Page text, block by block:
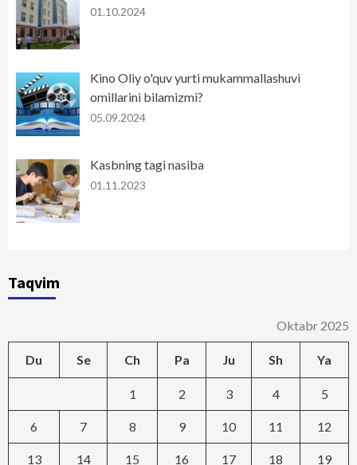
01.10.2024
Kino Oliy o'quv yurti mukammallashuvi
omillarini bilamizmi?
05.09.2024
Kasbning tagi nasiba
01.11.2023
Taqvim
Oktabr 2025
Du Se Ch Pa Ju Sh Ya
1 2 3 4 5
6 7 8 9 10 11 12
13 14 15 16 17 18 19